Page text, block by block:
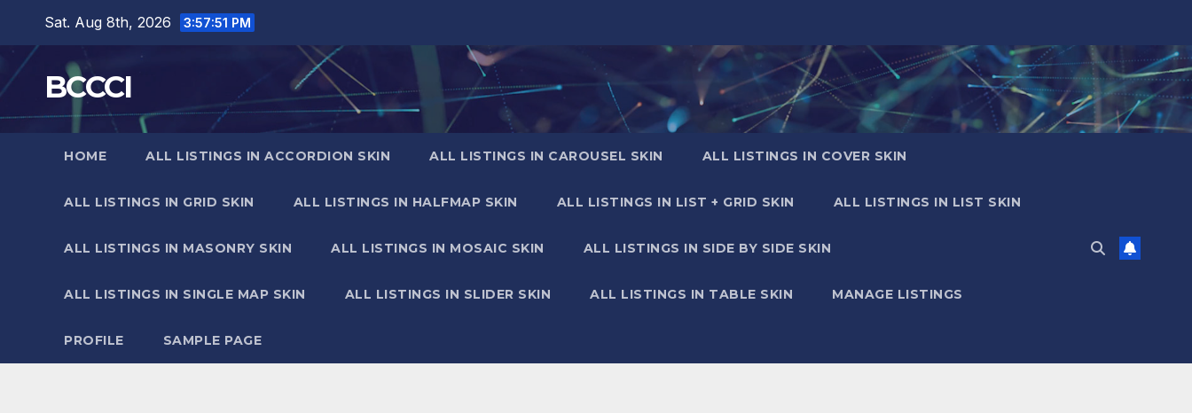
content
Sat. Aug 8th, 2026 3:57:52 PM
BCCCI
HOME ALL LISTINGS IN ACCORDION SKIN ALL LISTINGS IN CAROUSEL SKIN ALL LISTINGS IN COVER SKIN
ALL LISTINGS IN GRID SKIN ALL LISTINGS IN HALFMAP SKIN ALL LISTINGS IN LIST + GRID SKIN ALL LISTINGS IN LIST SKIN
ALL LISTINGS IN MASONRY SKIN ALL LISTINGS IN MOSAIC SKIN ALL LISTINGS IN SIDE BY SIDE SKIN
ALL LISTINGS IN SINGLE MAP SKIN ALL LISTINGS IN SLIDER SKIN ALL LISTINGS IN TABLE SKIN MANAGE LISTINGS
PROFILE SAMPLE PAGE